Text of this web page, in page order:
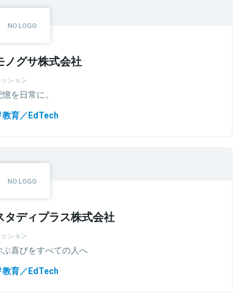
ノグサ株式会社
ション
を日常に。
教育／EdTech
タディプラス株式会社
ション
ぶ喜びをすべての人へ
教育／EdTech